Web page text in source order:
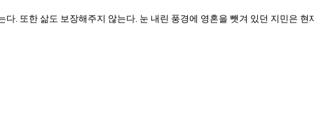
. 또한 삶도 보장해주지 않는다. 눈 내린 풍경에 영혼을 뺏겨 있던 지민은 현